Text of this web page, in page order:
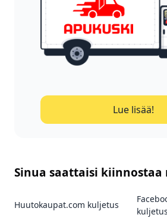
Lue lisää!
Sinua saattaisi kiinnostaa
Huutokaupat.com kuljetus
kuljetus